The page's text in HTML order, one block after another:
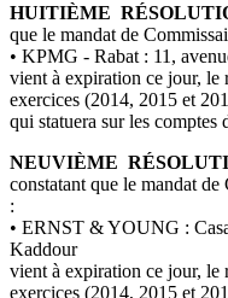
HUITIÈME
que le mandat de
• KPMG - Rabat : 11,
vient à expiration ce jour, le
exercices (2014, 2015 et
qui statuera sur les comptes
NEUVIÈME
constatant que le mandat
:
• ERNST & YOUNG :
Kaddour
vient à expiration ce jour, le
exercices (2014, 2015 et